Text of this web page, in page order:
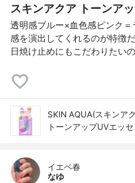
スキンアクア トーンア
透明感ブルー×血色感ピンク
感を演出してくれるのが特徴
日焼け止めにもこだわりたい
SKIN AQUA(スキンア
トーンアップUVエッ
イエベ春
なゆ